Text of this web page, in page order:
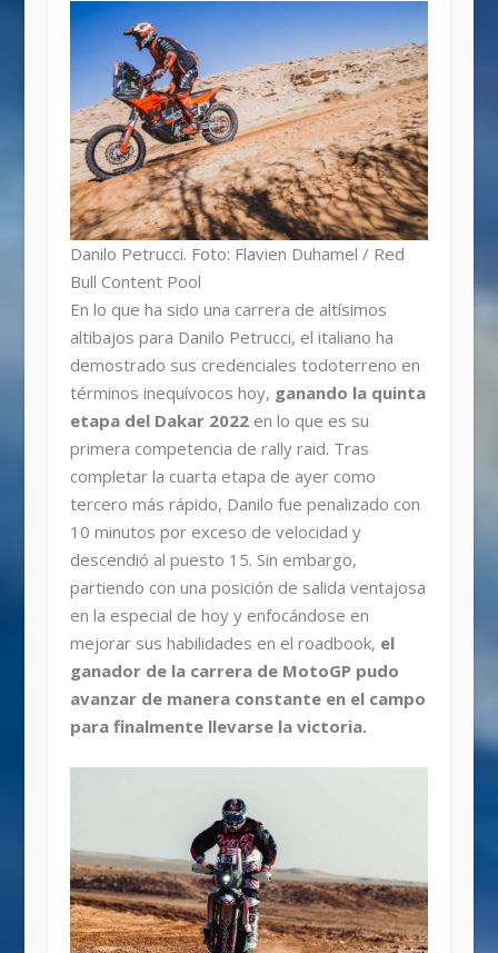
Danilo Petrucci. Foto: Flavien Duhamel / Red
Bull Content Pool
En lo que ha sido una carrera de altísimos
altibajos para Danilo Petrucci, el italiano ha
demostrado sus credenciales todoterreno en
términos inequívocos hoy, ganando la quinta
etapa del Dakar 2022en lo que es su
primera competencia de rally raid. Tras
completar la cuarta etapa de ayer como
tercero más rápido, Danilo fue penalizado con
10 minutos por exceso de velocidad y
descendió al puesto 15. Sin embargo,
partiendo con una posición de salida ventajosa
en la especial de hoy y enfocándose en
mejorar sus habilidades en el roadbook, el
ganador de la carrera de MotoGP pudo
avanzar de manera constante en el campo
para finalmente llevarse la victoria.